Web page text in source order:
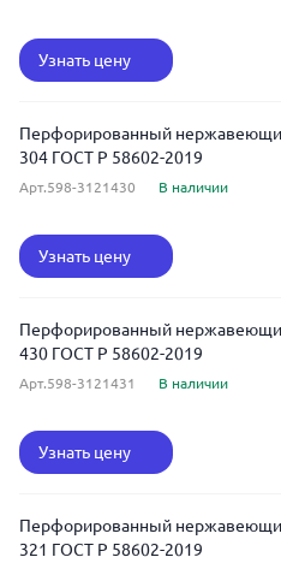
Узнать цену
Перфорированный
304 ГОСТ Р 58602-2019
Арт.598-3121430 В наличии
Узнать цену
Перфорированный
430 ГОСТ Р 58602-2019
Арт.598-3121431 В наличии
Узнать цену
Перфорированный
321 ГОСТ Р 58602-2019